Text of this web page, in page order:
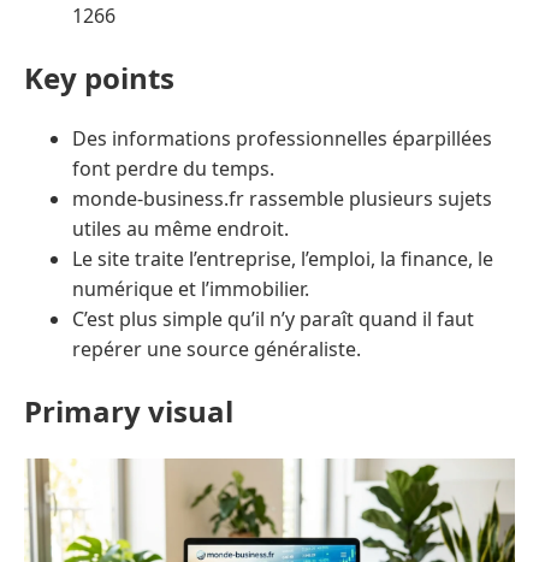
1266
Key points
Des informations professionnelles éparpillées
font perdre du temps.
monde-business.fr rassemble plusieurs sujets
utiles au même endroit.
Le site traite l’entreprise, l’emploi, la finance, le
numérique et l’immobilier.
C’est plus simple qu’il n’y paraît quand il faut
repérer une source généraliste.
Primary visual